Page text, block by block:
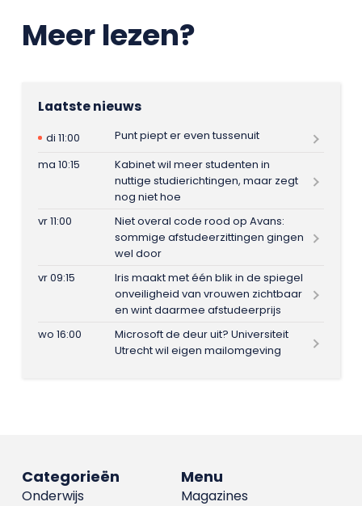
Meer lezen?
Laatste nieuws
di 11:00
Punt piept er even tussenuit
ma 10:15
Kabinet wil meer studenten in
nuttige studierichtingen, maar zegt
nog niet hoe
vr 11:00
Niet overal code rood op Avans:
sommige afstudeerzittingen gingen
wel door
vr 09:15
Iris maakt met één blik in de spiegel
onveiligheid van vrouwen zichtbaar
en wint daarmee afstudeerprijs
wo 16:00
Microsoft de deur uit? Universiteit
Utrecht wil eigen mailomgeving
Menu
Magazines
Categorieën
Onderwijs